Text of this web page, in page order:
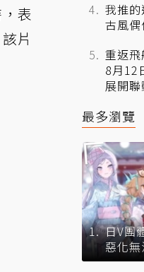
表
片
我推
古風偶
重返飛
8月12
展開聯
最多瀏覽
日V團
惡化
來去向